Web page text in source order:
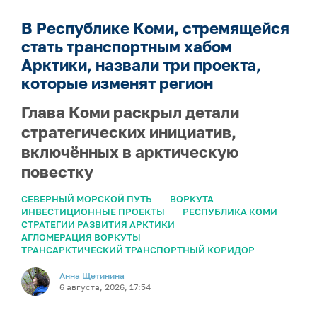
В Республике Коми, стремящейся
стать транспортным хабом
Арктики, назвали три проекта,
которые изменят регион
Глава Коми раскрыл детали
стратегических инициатив,
включённых в арктическую
повестку
СЕВЕРНЫЙ МОРСКОЙ ПУТЬ
ВОРКУТА
ИНВЕСТИЦИОННЫЕ ПРОЕКТЫ
РЕСПУБЛИКА КОМИ
СТРАТЕГИИ РАЗВИТИЯ АРКТИКИ
АГЛОМЕРАЦИЯ ВОРКУТЫ
ТРАНСАРКТИЧЕСКИЙ ТРАНСПОРТНЫЙ КОРИДОР
Анна Щетинина
6 августа, 2026, 17:54